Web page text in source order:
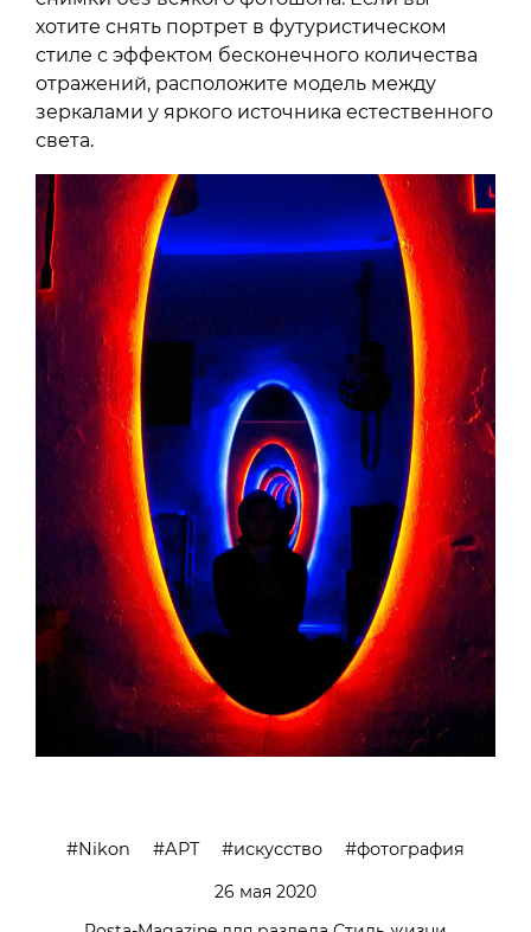
хотите снять портрет в футуристическом
стиле с эффектом бесконечного количества
отражений, расположите модель между
зеркалами у яркого источника естественного
света.
Nikon АРТ искусство
фотография
26 мая 2020